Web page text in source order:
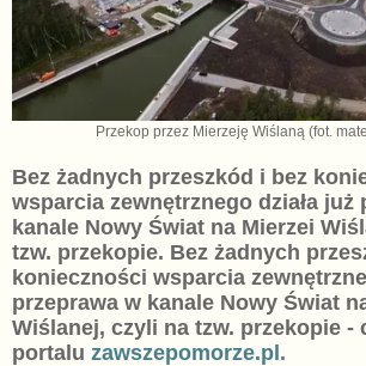
Przekop przez Mierzeję Wiślaną (fot.
Bez żadnych przeszkód i bez
wsparcia zewnętrznego działa już
kanale Nowy Świat na Mierzei
tzw. przekopie. Bez żadnych
konieczności wsparcia
przeprawa w kanale Nowy Świat
Wiślanej, czyli na tzw. przekopie -
portalu zawszepomorze.pl.